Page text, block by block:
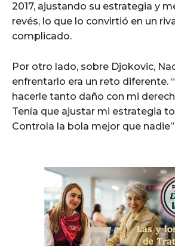
2017, ajustando su estrategia y
revés, lo que lo convirtió en un
complicado.
Por otro lado, sobre Djokovic,
enfrentarlo era un reto diferente.
hacerle tanto daño con mi
Tenía que ajustar mi estrategia
Controla la bola mejor que